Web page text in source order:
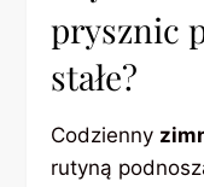
prysznic
stałe?
Codzienny
rutyną